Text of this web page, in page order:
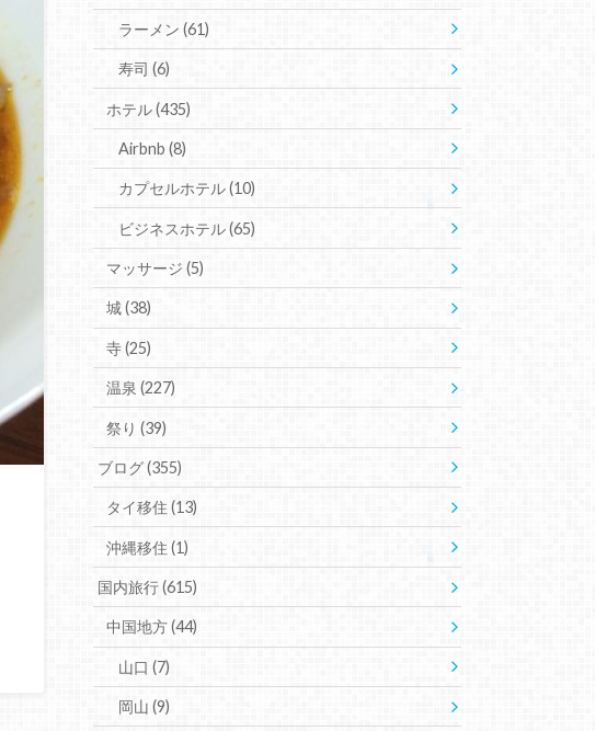
ラーメン(61)
寿司(6)
ホテル(435)
Airbnb(8)
カプセルホテル(10)
ビジネスホテル(65)
マッサージ (5)
城(38)
寺(25)
温泉 (227)
祭り (39)
ブログ(355)
タイ移住 (13)
沖縄移住 (1)
国内旅行(615)
中国地方(44)
山口(7)
岡山(9)